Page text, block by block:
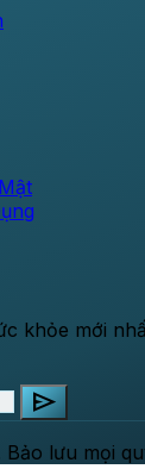
khỏe mới
send
Bảo lưu mọi